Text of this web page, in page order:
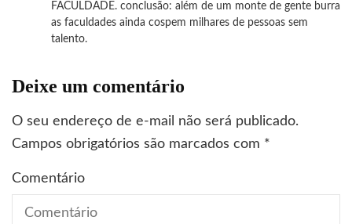
FACULDADE. conclusão: além de um monte de gente burra
as faculdades ainda cospem milhares de pessoas sem
talento.
Deixe um comentário
O seu endereço de e-mail não será publicado.
Campos obrigatórios são marcados com *
Comentário